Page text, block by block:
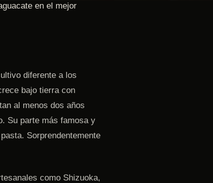
en el mejor
diferente a los
bajo tierra con
al menos dos años
Su parte más famosa y
Sorprendentemente
como Shizuoka,